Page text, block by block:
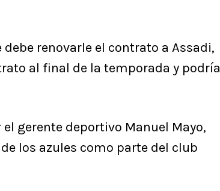
renovarle el contrato a Assadi,
al final de la temporada y podría
gerente deportivo Manuel Mayo,
los azules como parte del club